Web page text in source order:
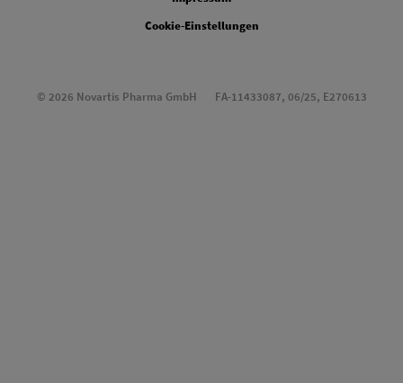
Cookie-Einstellungen
© 2026 Novartis Pharma GmbH FA-11433087, 06/25, E270613